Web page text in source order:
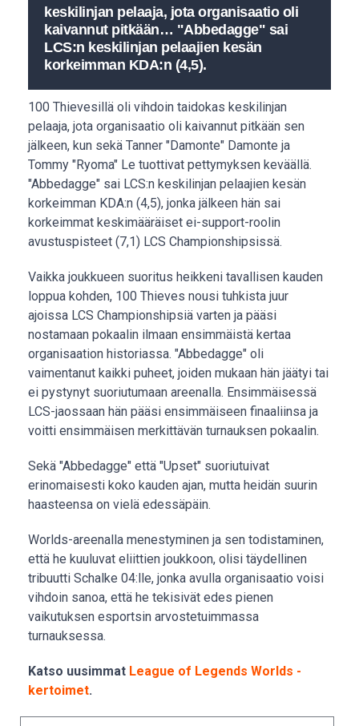
keskilinjan pelaaja, jota organisaatio oli
kaivannut pitkään… "Abbedagge" sai
LCS:n keskilinjan pelaajien kesän
korkeimman KDA:n (4,5).
100 Thievesillä oli vihdoin taidokas keskilinjan
pelaaja, jota organisaatio oli kaivannut pitkään sen
jälkeen, kun sekä Tanner "Damonte" Damonte ja
Tommy "Ryoma" Le tuottivat pettymyksen keväällä.
"Abbedagge" sai LCS:n keskilinjan pelaajien kesän
korkeimman KDA:n (4,5), jonka jälkeen hän sai
korkeimmat keskimääräiset ei-support-roolin
avustuspisteet (7,1) LCS Championshipsissä.
Vaikka joukkueen suoritus heikkeni tavallisen kauden
loppua kohden, 100 Thieves nousi tuhkista juur
ajoissa LCS Championshipsiä varten ja pääsi
nostamaan pokaalin ilmaan ensimmäistä kertaa
organisaation historiassa. "Abbedagge" oli
vaimentanut kaikki puheet, joiden mukaan hän jäätyi tai
ei pystynyt suoriutumaan areenalla. Ensimmäisessä
LCS-jaossaan hän pääsi ensimmäiseen finaaliinsa ja
voitti ensimmäisen merkittävän turnauksen pokaalin.
Sekä "Abbedagge" että "Upset" suoriutuivat
erinomaisesti koko kauden ajan, mutta heidän suurin
haasteensa on vielä edessäpäin.
Worlds-areenalla menestyminen ja sen todistaminen,
että he kuuluvat eliittien joukkoon, olisi täydellinen
tribuutti Schalke 04:lle, jonka avulla organisaatio voisi
vihdoin sanoa, että he tekisivät edes pienen
vaikutuksen esportsin arvostetuimmassa
turnauksessa.
Katso uusimmat League of Legends Worlds -
kertoimet.